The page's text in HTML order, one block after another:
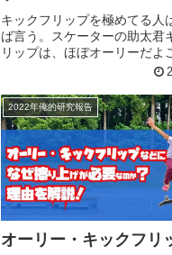
キックフリップを極めてる人
ば言う。スケーターの助太君
リップは、ほぼオーリーだよ
く聞きますよね？でも皆さん
フリップをやると、オーリー
の別物なんですけど〜(´・∀
2022年俺的研究報告
オーリー・キックフリ